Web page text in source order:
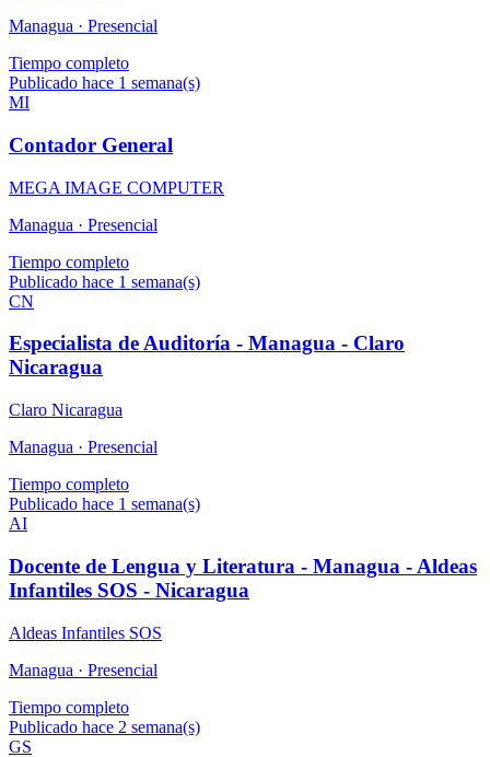
Managua · Presencial
Tiempo completo
Publicado hace 1 semana(s)
MI
Contador General
MEGA IMAGE COMPUTER
Managua · Presencial
Tiempo completo
Publicado hace 1 semana(s)
CN
Especialista de Auditoría - Managua - Claro
Nicaragua
Claro Nicaragua
Managua · Presencial
Tiempo completo
Publicado hace 1 semana(s)
AI
Docente de Lengua y Literatura - Managua - Aldeas
Infantiles SOS - Nicaragua
Aldeas Infantiles SOS
Managua · Presencial
Tiempo completo
Publicado hace 2 semana(s)
GS